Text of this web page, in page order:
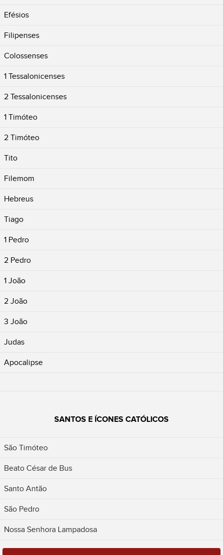
Efésios
Filipenses
Colossenses
1 Tessalonicenses
2 Tessalonicenses
1 Timóteo
2 Timóteo
Tito
Filemom
Hebreus
Tiago
1 Pedro
2 Pedro
1 João
2 João
3 João
Judas
Apocalipse
SANTOS E ÍCONES CATÓLICOS
São Timóteo
Beato César de Bus
Santo Antão
São Pedro
Nossa Senhora Lampadosa